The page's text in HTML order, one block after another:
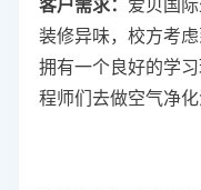
客户需求： 爱贝国
装修异味，校方考
拥有一个良好的学
程师们去做空气净化